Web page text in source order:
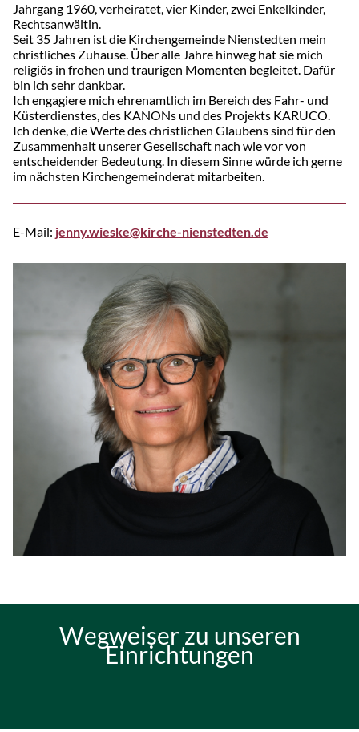
Jahrgang 1960, verheiratet, vier Kinder, zwei Enkelkinder,
Rechtsanwältin.
Seit 35 Jahren ist die Kirchengemeinde Nien­stedten mein
christliches Zuhause. Über alle Jahre hinweg hat sie mich
religiös in frohen und traurigen Momenten begleitet. Dafür
bin ich sehr dankbar.
Ich engagiere mich ehrenamtlich im Bereich des Fahr- und
Küsterdienstes, des KANONs und des Projekts KARUCO.
Ich denke, die Werte des christlichen Glaubens sind für den
Zusammenhalt unserer Gesellschaft nach wie vor von
entscheidender Bedeutung. In diesem Sinne würde ich gerne
im nächsten Kirchengemeinderat mitarbeiten.
E-Mail: jenny.wieske@kirche-nienstedten.de
Wegweiser zu unseren
Einrichtungen